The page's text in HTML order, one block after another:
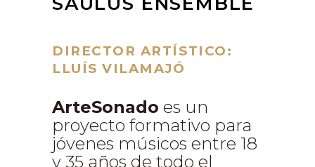
DIRECTOR ARTÍSTICO:
LLUÍS VILAMAJÓ
ArteSonado es un
proyecto formativo para
jóvenes músicos entre 18
y 35 años de todo el